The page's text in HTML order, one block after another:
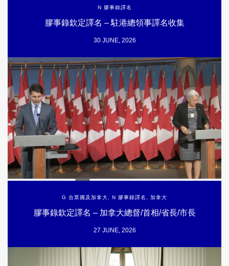
N 膠事錄譯名
膠事錄欽定譯名 – 駐港總領事譯名收集
30 JUNE, 2026
G 合眾國及加拿大, N 膠事錄譯名 , 加拿大
膠事錄欽定譯名 – 加拿大總督/首相/省長/市長
27 JUNE, 2026